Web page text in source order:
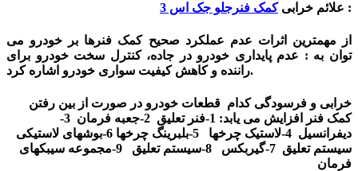
علائم خرابی کمک فنرجلو جک اس 3 :
از مهمترین اثرات عدم عملکرد صحیح کمک فنرها بر خودرو می
توان به : عدم پایداری خودرو در جاده، کنترل سخت خودرو برای
راننده و کاهش کیفیت سواری خودرو ا شاره کرد .
خرابی و فرسودگی کدام قطعات خودرو در صورت از بین رفتن
کمک فنر افزایش می یابد: 1-فنر تعلیق 2-جعبه فرمان 3-
دیفرانسیل 4-لاستیک چرخها 5-بلبرینگ چرخها 6-بوشهای لاستیکی
سیستم تعلیق 7-گیربکس 8-سیستم تعلیق 9-مجموعه سیبکهای
فرمان